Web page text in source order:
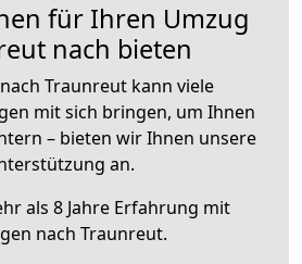
für Ihren Umzug
nach bieten
nach Traunreut kann viele
mit sich bringen, um Ihnen
– bieten wir Ihnen unsere
an.
als 8 Jahre Erfahrung mit
nach Traunreut.